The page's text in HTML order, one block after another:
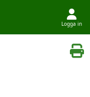
Logga in